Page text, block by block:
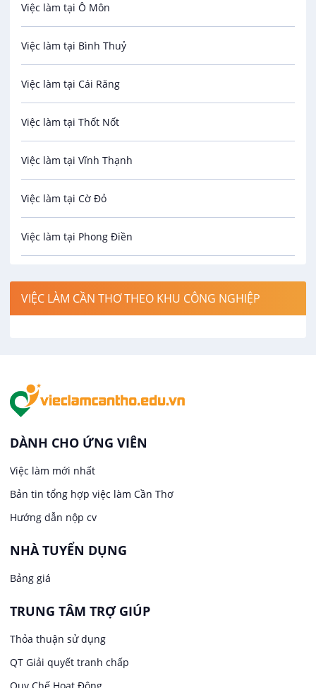
An toàn lao động
Bảo hiểm
Biên phiên dịch
Bưu chính viễn thông
Cơ khí
Công nghệ sinh học
Công nghệ thực phẩm
Điện / Điện tử / Điện lạnh
Hàng hải / Hàng không
In ấn / Xuất bản
Kế toán
Lái xe
Lao Động Phổ Thông
Lễ tân
May mặc
Ngân hàng
Việc làm tại Ô Môn
Việc làm tại Bình Thuỷ
Việc làm tại Cái Răng
Việc làm tại Thốt Nốt
Việc làm tại Vĩnh Thạnh
Việc làm tại Cờ Đỏ
Việc làm tại Phong Điền
Việc làm tại Cái Khế
Việc làm tại An Bình
Việc làm tại Long Tuyền
Việc làm tại Hưng Phú
Việc làm tại Phước Thới
Việc làm tại Thới Long
Việc làm tại Trung Nhất
Việc làm tại Thuận Hưng
VIỆC LÀM CẦN THƠ THEO KHU CÔNG NGHIỆP
DÀNH CHO ỨNG VIÊN
Việc làm mới nhất
Bản tin tổng hợp việc làm Cần Thơ
Hướng dẫn nộp cv
NHÀ TUYỂN DỤNG
Bảng giá
TRUNG TÂM TRỢ GIÚP
Thỏa thuận sử dụng
QT Giải quyết tranh chấp